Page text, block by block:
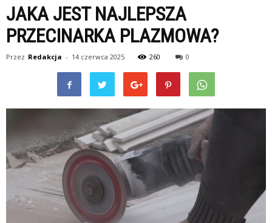
JAKA JEST NAJLEPSZA
PRZECINARKA PLAZMOWA?
Przez Redakcja - 14 czerwca 2025 260 0